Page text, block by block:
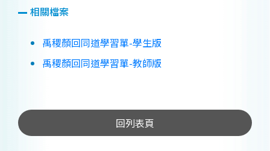
相關檔案
禹稷顏回同道學習單-學生版
禹稷顏回同道學習單-教師版
回列表頁